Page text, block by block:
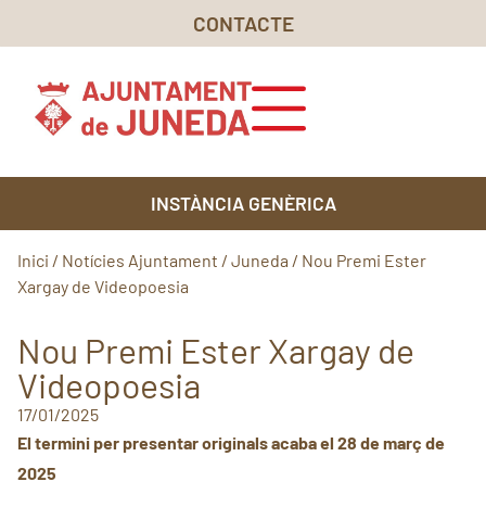
CONTACTE
INSTÀNCIA GENÈRICA
Inici / Notícies Ajuntament / Juneda / Nou Premi Ester
Xargay de Videopoesia
Nou Premi Ester Xargay de
Videopoesia
17/01/2025
El termini per presentar originals acaba el 28 de març de
2025